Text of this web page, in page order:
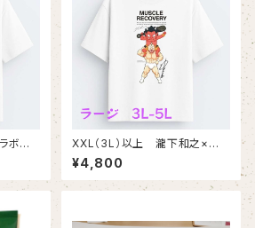
チャ
ルカ
XXL（3L）以上 瀧下和之×ゆ
でたまごコラボチャリティTシャ
ツ（白生地にフルカラープリン
ト）
¥4,800